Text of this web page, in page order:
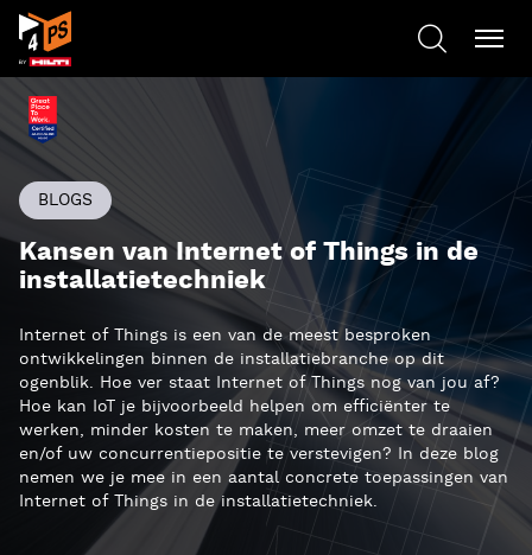
BLOGS
Kansen van Internet of Things in de
installatietechniek
Internet of Things is een van de meest besproken
ontwikkelingen binnen de installatiebranche op dit
ogenblik. Hoe ver staat Internet of Things nog van jou af?
Hoe kan IoT je bijvoorbeeld helpen om efficiënter te
werken, minder kosten te maken, meer omzet te draaien
en/of uw concurrentiepositie te verstevigen? In deze blog
nemen we je mee in een aantal concrete toepassingen van
Internet of Things in de installatietechniek.